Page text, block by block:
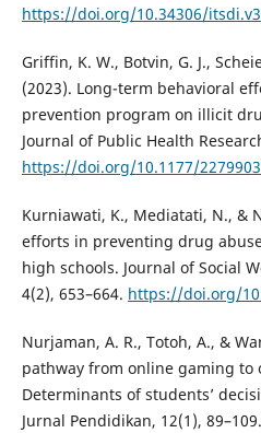
https://doi.org/10.34306/
Griffin, K. W., Botvin, G. J.,
(2023). Long-term behavioral
prevention program on illicit
Journal of Public Health
https://doi.org/10.1177/
Kurniawati, K., Mediatati, N., &
efforts in preventing drug
high schools. Journal of Social
4(2), 653–664. https://doi.org/
Nurjaman, A. R., Totoh, A., &
pathway from online gaming to
Determinants of students’
Jurnal Pendidikan, 12(1), 89–109.